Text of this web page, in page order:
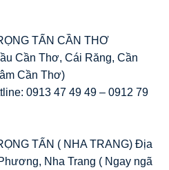
TẤN CẦN THƠ
Cần Thơ, Cái Răng, Cần
Cần Thơ)
0913 47 49 49 – 0912 79
TẤN ( NHA TRANG) Địa
Nha Trang ( Ngay ngã